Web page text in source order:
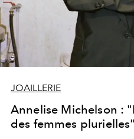
JOAILLERIE
Annelise Michelson :
des femmes plurielles"